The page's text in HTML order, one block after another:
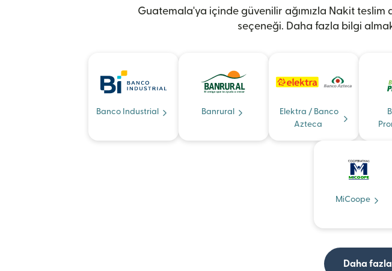
Guatemala'ya içinde güvenilir ağımızla Nakit
seçeneği. Daha fazla bilgi
Banco Industrial Banrural
Elektra / Banco
Azteca
MiCoope
Daha